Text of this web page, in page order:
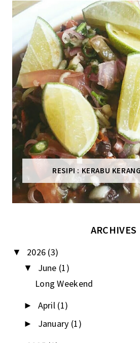
RESIPI : KERABU
ARCHIVES
▼ 2026 (3)
▼ June (1)
Long Weekend
► April (1)
► January (1)